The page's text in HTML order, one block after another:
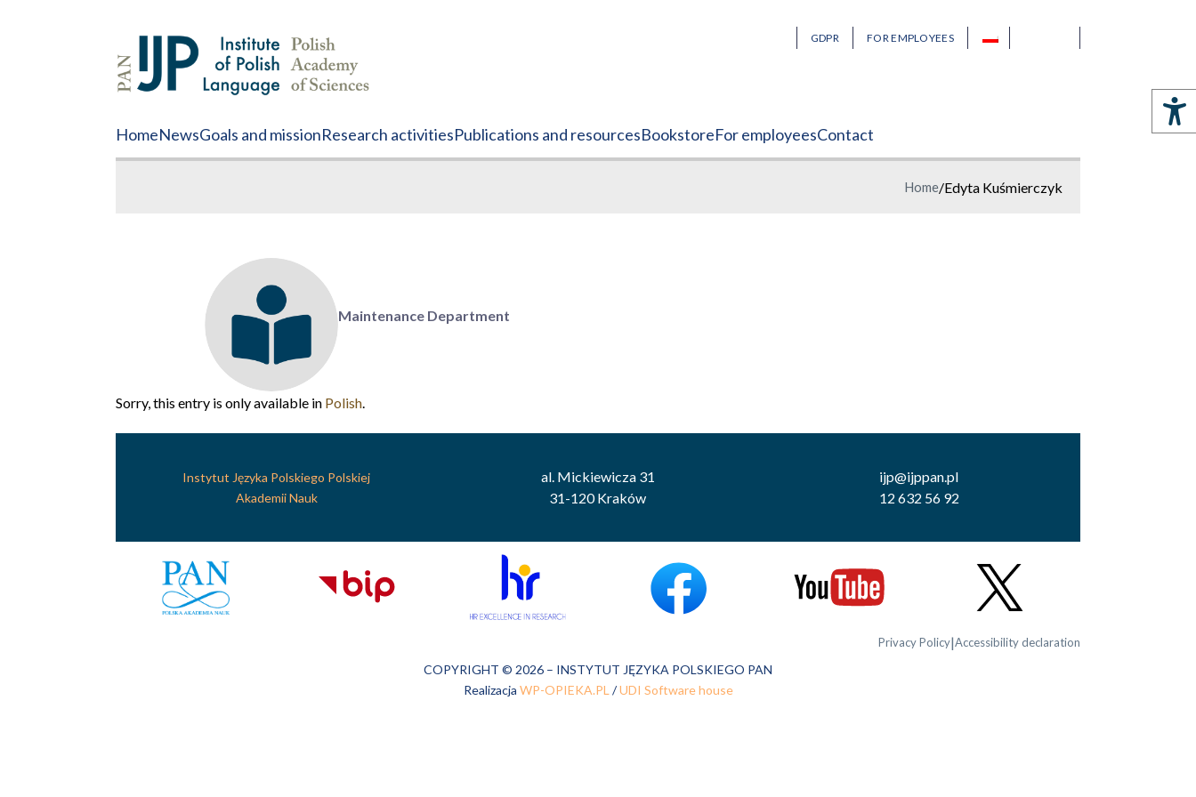
GDPR FOR EMPLOYEES
HomeNewsGoals and missionResearch activitiesPublications and resourcesBookstoreFor employeesContact
Home/Edyta Kuśmierczyk
Maintenance Department
Sorry, this entry is only available in Polish.
Instytut Języka Polskiego Polskiej
Akademii Nauk
al. Mickiewicza 31
31-120 Kraków
ijp@ijppan.pl
12 632 56 92
Privacy Policy|Accessibility declaration
COPYRIGHT © 2026 – INSTYTUT JĘZYKA POLSKIEGO PAN
Realizacja WP-OPIEKA.PL /UDI Software house